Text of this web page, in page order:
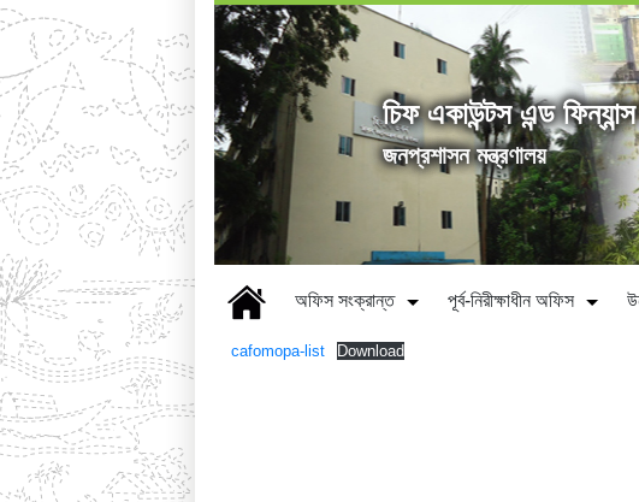
চিফ একাউন্টস এন্ড
জনপ্রশাসন মন্ত্রণালয়
অফিস সংক্রান্ত পূর্ব-নিরীক্ষাধীন অফিস
cafomopa-list Download